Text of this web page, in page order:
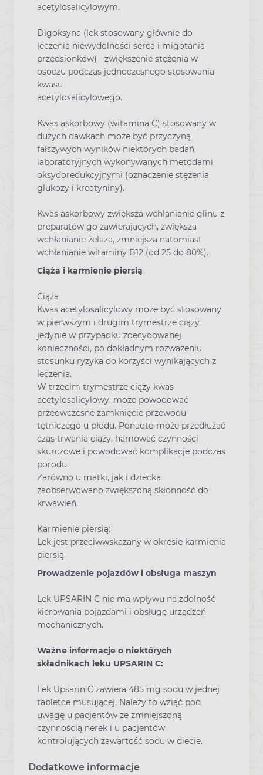
acetylosalicylowym.
Digoksyna (lek stosowany głównie do
leczenia niewydolności serca i migotania
przedsionków) - zwiększenie stężenia w
osoczu podczas jednoczesnego stosowania
kwasu
acetylosalicylowego.
Kwas askorbowy (witamina C) stosowany w
dużych dawkach może być przyczyną
fałszywych wyników niektórych badań
laboratoryjnych wykonywanych metodami
oksydoredukcyjnymi (oznaczenie stężenia
glukozy i kreatyniny).
Kwas askorbowy zwiększa wchłanianie glinu z
preparatów go zawierających, zwiększa
wchłanianie żelaza, zmniejsza natomiast
wchłanianie witaminy B12 (od 25 do 80%).
Ciąża i karmienie piersią
Ciąża
Kwas acetylosalicylowy może być stosowany
w pierwszym i drugim trymestrze ciąży
jedynie w przypadku zdecydowanej
konieczności, po dokładnym rozważeniu
stosunku ryzyka do korzyści wynikających z
leczenia.
W trzecim trymestrze ciąży kwas
acetylosalicylowy, może powodować
przedwczesne zamknięcie przewodu
tętniczego u płodu. Ponadto może przedłużać
czas trwania ciąży, hamować czynności
skurczowe i powodować komplikacje podczas
porodu.
Zarówno u matki, jak i dziecka
zaobserwowano zwiększoną skłonność do
krwawień.
Karmienie piersią:
Lek jest przeciwwskazany w okresie karmienia
piersią
Prowadzenie pojazdów i obsługa maszyn
Lek UPSARIN C nie ma wpływu na zdolność
kierowania pojazdami i obsługę urządzeń
mechanicznych.
Ważne informacje o niektórych
składnikach leku UPSARIN C:
Lek Upsarin C zawiera 485 mg sodu w jednej
tabletce musującej. Należy to wziąć pod
uwagę u pacjentów ze zmniejszoną
czynnością nerek i u pacjentów
kontrolujących zawartość sodu w diecie.
Dodatkowe informacje